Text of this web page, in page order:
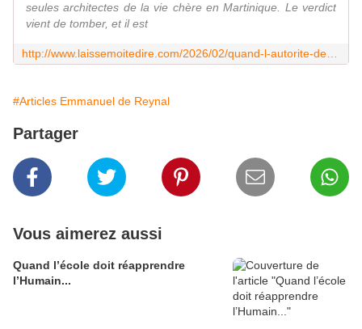
seules architectes de la vie chère en Martinique. Le verdict
vient de tomber, et il est
#Articles Emmanuel de Reynal
Partager
Vous aimerez aussi
Quand l’école doit réapprendre
l’Humain...